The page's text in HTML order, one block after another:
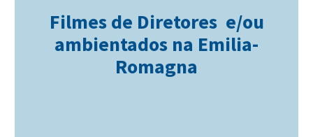
Filmes de Diretores e/ou
ambientados na Emilia-
Romagna